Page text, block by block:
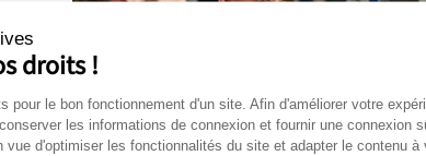
Quels sont les avantages des
droits !
pour le bon fonctionnement d'un site. Afin d'améliorer votre
les informations de connexion et fournir une connexion
d'optimiser les fonctionnalités du site et adapter le contenu à